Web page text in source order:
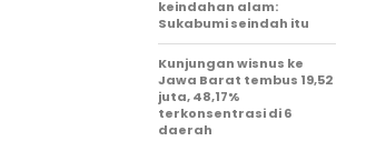
keindahan alam:
Sukabumi seindah itu
Kunjungan wisnus ke
Jawa Barat tembus 19,52
juta, 48,17%
terkonsentrasi di 6
daerah